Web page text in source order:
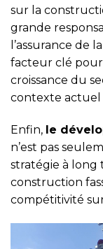
sur la
grande
l’assurance de
facteur clé
croissance du
contexte actuel
Enfin, le
n’est pas
stratégie à long
construction
compétitivité